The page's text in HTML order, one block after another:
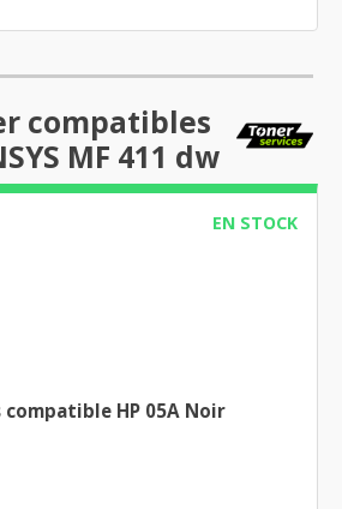
compatibles
MF 411 dw
EN STOCK
compatible HP 05A Noir